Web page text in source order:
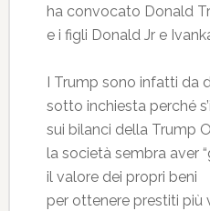
ha convocato Donald
e i figli Donald Jr e
I Trump sono infatti da
sotto inchiesta perché
sui bilanci della Trump
la società sembra aver
il valore dei propri beni
per ottenere prestiti più